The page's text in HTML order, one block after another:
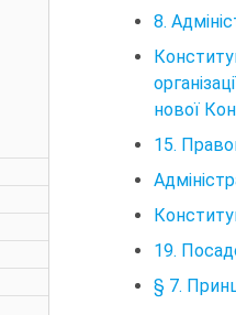
8.
нової
15.
19.
§ 7.